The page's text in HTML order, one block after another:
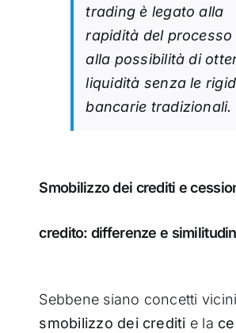
trading è legato alla
rapidità del processo
alla possibilità di
liquidità senza le
bancarie tradizionali.
Smobilizzo dei crediti e
credito: differenze e
Sebbene siano concetti
smobilizzo dei crediti e la